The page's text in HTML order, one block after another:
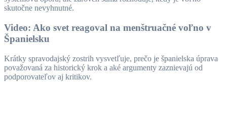
skutočne nevyhnutné.
Video: Ako svet reagoval na menštruačné voľno v
Španielsku
Krátky spravodajský zostrih vysvetľuje, prečo je španielska úprava
považovaná za historický krok a aké argumenty zaznievajú od
podporovateľov aj kritikov.